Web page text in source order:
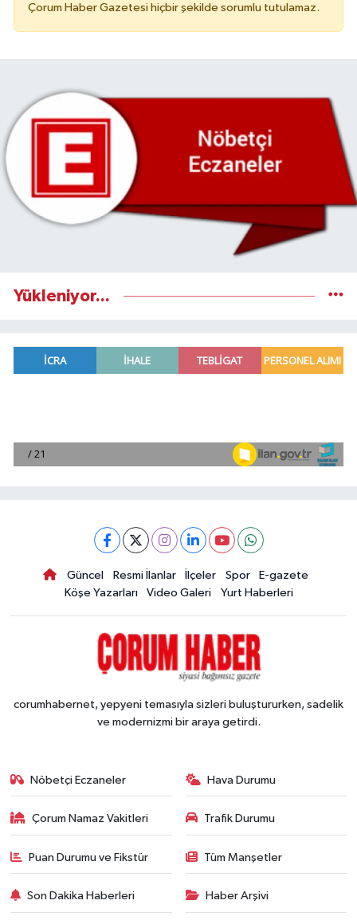
Çorum Haber Gazetesi hiçbir şekilde sorumlu tutulamaz.
Yükleniyor...
Güncel Resmi İlanlar İlçeler Spor
E-gazete
Köşe Yazarları
Video Galeri Yurt Haberleri
corumhabernet, yepyeni temasıyla sizleri buluştururken, sadelik
ve modernizmi bir araya getirdi.
Nöbetçi Eczaneler Hava Durumu
Çorum Namaz Vakitleri Trafik Durumu
Puan Durumu ve Fikstür Tüm Manşetler
Son Dakika Haberleri Haber Arşivi